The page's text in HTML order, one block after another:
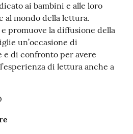
ai bambini e alle loro
al mondo della lettura.
promuove la diffusione della
un’occasione di
di confronto per avere
di lettura anche a